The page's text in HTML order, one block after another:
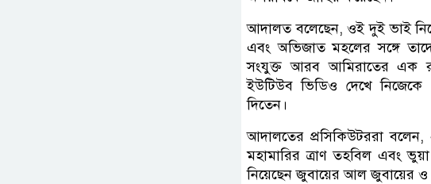
আদালত বলেছেন, ওই দুই ভাই
এবং অভিজাত মহলের সঙ্গে
সংযুক্ত আরব আমিরাতের এক
ইউটিউব ভিডিও দেখে নিজেকে
দিতেন।
আদালতের প্রসিকিউটররা বলেন,
মহামারির ত্রাণ তহবিল এবং
নিয়েছেন জুবায়ের আল জুবায়ের